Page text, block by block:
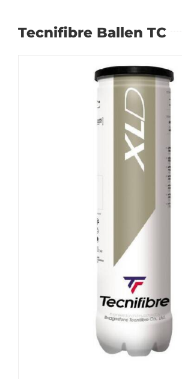
Tecnifibre Ballen TC